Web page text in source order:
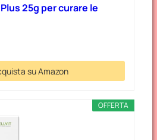
25g per curare le
su Amazon
OFFERTA